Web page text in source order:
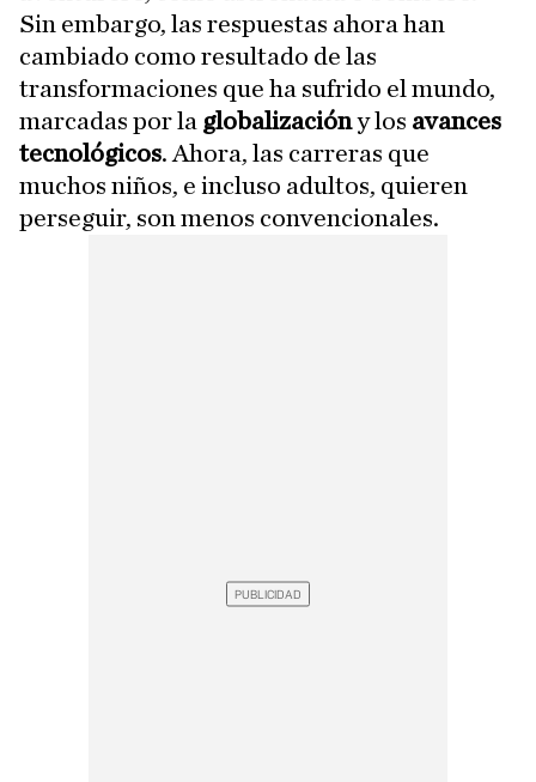
Sin embargo, las respuestas ahora han
cambiado como resultado de las
transformaciones que ha sufrido el mundo,
marcadas por la globalizacióny los avances
tecnológicos. Ahora, las carreras que
muchos niños, e incluso adultos, quieren
perseguir, son menos convencionales.